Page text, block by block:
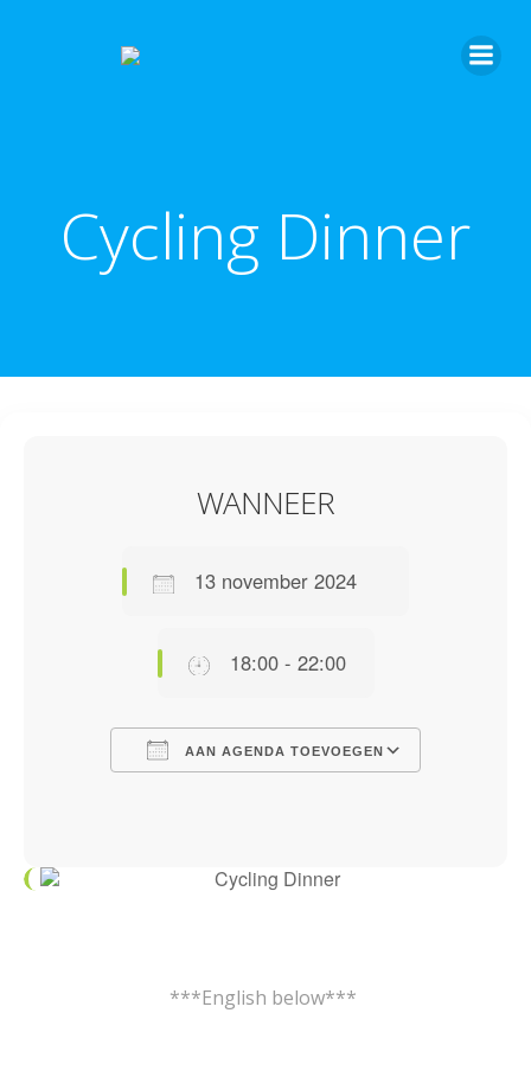
Cycling Dinner
WANNEER
13 november 2024
18:00 - 22:00
AAN AGENDA TOEVOEGEN
***English below***